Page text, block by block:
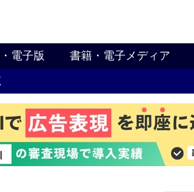
電子版 書籍・電子メディア